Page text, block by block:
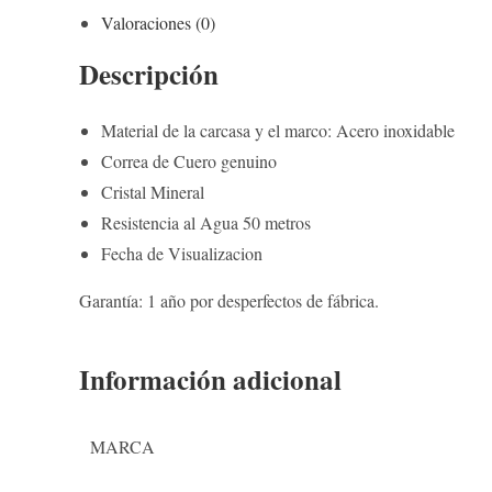
Valoraciones (0)
Descripción
Material de la carcasa y el marco: Acero inoxidable
Correa de Cuero genuino
Cristal Mineral
Resistencia al Agua 50 metros
Fecha de Visualizacion
Garantía: 1 año por desperfectos de fábrica.
Información adicional
MARCA